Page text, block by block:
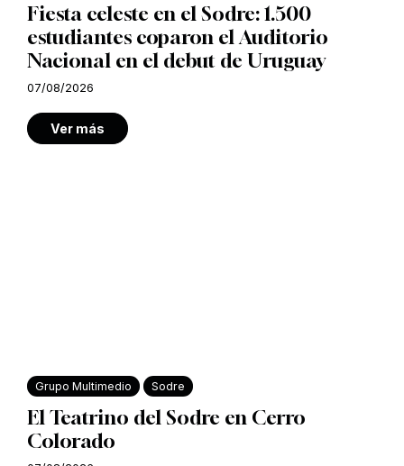
Fiesta celeste en el Sodre: 1.500
estudiantes coparon el Auditorio
Nacional en el debut de Uruguay
07/08/2026
Ver más
Grupo Multimedio Sodre
El Teatrino del Sodre en Cerro
Colorado